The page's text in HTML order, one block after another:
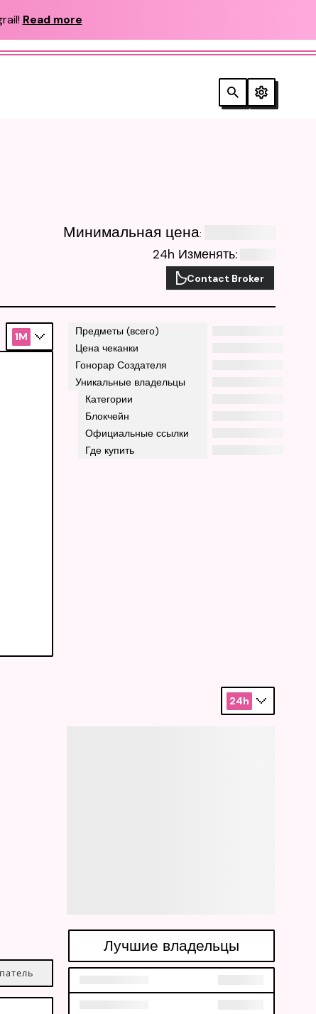
Read more
Минимальная цена:
24h Изменять:
Contact Broker
Предметы (всего)
Цена чеканки
Гонорар Создателя
Уникальные владельцы
Категории
Блокчейн
Официальные ссылки
Где купить
1M
24h
Лучшие владельцы